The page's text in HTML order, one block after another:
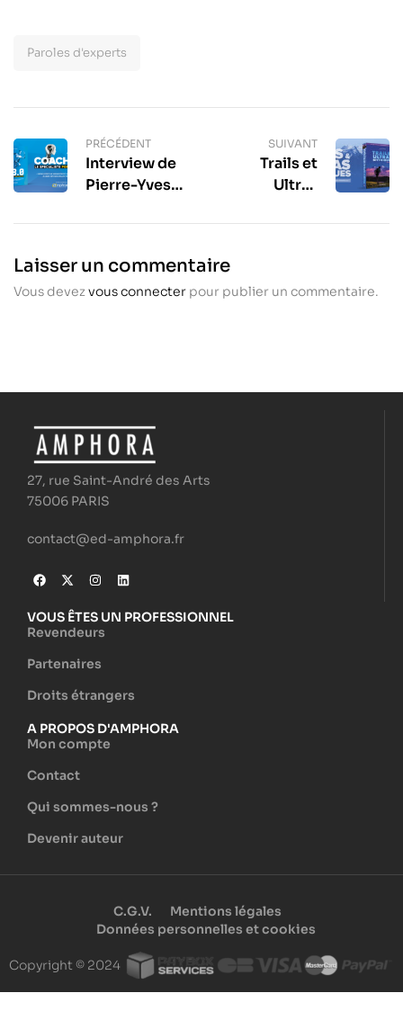
Paroles d'experts
PRÉCÉDENT
Interview de
Pierre-Yves
Coach 3.0
SUIVANT
Trails et
Ultras
Bertrand
Laisser un commentaire
Vous devezvous connecter pour publier un commentaire.
27, rue Saint-André des Arts
75006 PARIS
contact@ed-amphora.fr
VOUS ÊTES UN PROFESSIONNEL
Revendeurs
Partenaires
Droits étrangers
A PROPOS D'AMPHORA
Mon compte
Contact
Qui sommes-nous ?
Devenir auteur
C.G.V.
Mentions légales
Données personnelles et cookies
Copyright © 2024